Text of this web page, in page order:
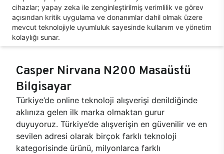
cihazlar; yapay zeka ile zenginleştirilmiş verimlilik ve görev
açısından kritik uygulama ve donanımlar dahil olmak üzere
mevcut teknolojiyle uyumluluk sayesinde kullanım ve yönetim
kolaylığı sunar.
Casper Nirvana N200 Masaüstü
Bilgisayar
Türkiye’de online teknoloji alışverişi denildiğinde
aklınıza gelen ilk marka olmaktan gurur
duyuyoruz. Türkiye’de alışverişin en güvenilir ve en
sevilen adresi olarak birçok farklı teknoloji
kategorisinde ürünü, milyonlarca farklı